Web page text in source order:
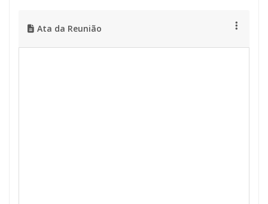
Ata da Reunião